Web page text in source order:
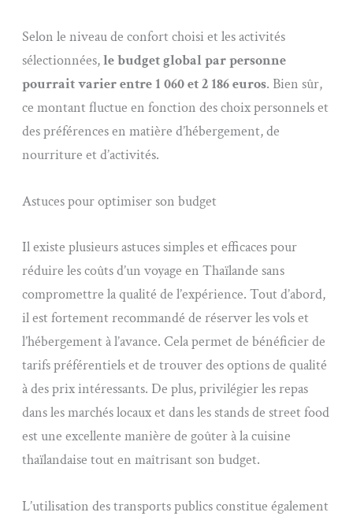
Selon le niveau de confort choisi et les activités
sélectionnées,le budget global par personne
pourrait varier entre 1 060 et 2 186 euros. Bien sûr,
ce montant fluctue en fonction des choix personnels et
des préférences en matière d’hébergement, de
nourriture et d’activités.
Astuces pour optimiser son budget
Il existe plusieurs astuces simples et efficaces pour
réduire les coûts d’un voyage en Thaïlande sans
compromettre la qualité de l’expérience. Tout d’abord,
il est fortement recommandé de réserver les vols et
l’hébergement à l’avance. Cela permet de bénéficier de
tarifs préférentiels et de trouver des options de qualité
à des prix intéressants. De plus, privilégier les repas
dans les marchés locaux et dans les stands de street food
est une excellente manière de goûter à la cuisine
thaïlandaise tout en maîtrisant son budget.
L’utilisation des transports publics constitue également